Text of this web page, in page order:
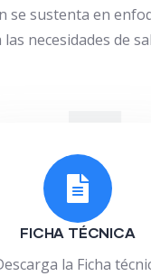
se sustenta en
necesidades de
FICHA TÉCNICA
la Ficha